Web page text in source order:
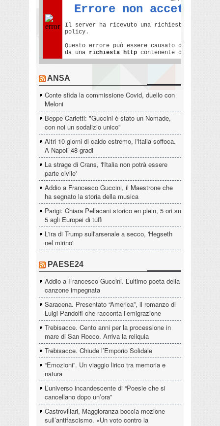
ANSA
Conte sfida la commissione Covid, duello con
Meloni
Beppe Carletti: "Guccini è stato un Nomade,
con noi un sodalizio unico"
Altri 10 giorni di caldo estremo, l'Italia soffoca.
A Napoli 48 gradi
La strage di Crans, 'l'Italia non potrà essere
parte civile'
Addio a Francesco Guccini, il Maestrone che
ha segnato la storia della musica
Parigi: Chiara Pellacani storico en plein, 5 ori su
5 agli Europei di tuffi
L'ira di Trump sull'arsenale a secco, 'Hegseth
nel mirino'
PAESE24
Addio a Francesco Guccini. L’ultimo poeta della
canzone impegnata
Saracena. Presentato “America”, il romanzo di
Luigi Pandolfi che racconta l’emigrazione
Trebisacce. Cento anni per la processione in
mare di San Rocco. Arriva la reliquia
Trebisacce. Chiude l’Emporio Solidale
“Emozioni”. Un viaggio lirico tra memoria e
natura
L’universo incandescente di “Poesie che si
cancellano dopo un’ora”
Castrovillari, Maggioranza boccia mozione
sull’antifascismo. «Un voto contro la